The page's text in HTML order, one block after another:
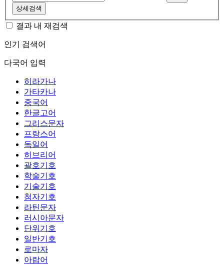
상세검색
결과 내 재검색
인기 검색어
다국어 입력
히라가나
가타카나
중국어
한글고어
그리스문자
프랑스어
독일어
히브리어
괄호기호
학술기호
기술기호
첨자기호
라틴문자
러시아문자
단위기호
일반기호
로마자
아랍어